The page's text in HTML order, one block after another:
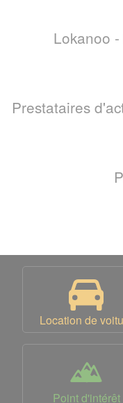
Lokanoo
Prestataires
Location de
Point d'intérêt